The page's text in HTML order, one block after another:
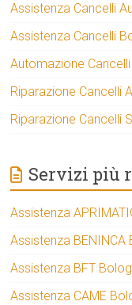
Assistenza Cancelli
Assistenza Cancelli
Automazione
Riparazione Cancelli
Riparazione Cancelli
Servizi più
Assistenza
Assistenza BENINCA
Assistenza BFT
Assistenza CAME